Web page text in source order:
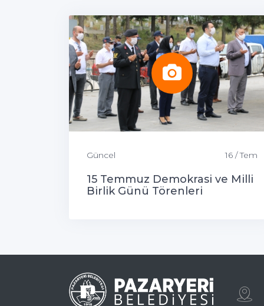
Güncel 16 / Tem
15 Temmuz Demokrasi ve Milli
Birlik Günü Törenleri